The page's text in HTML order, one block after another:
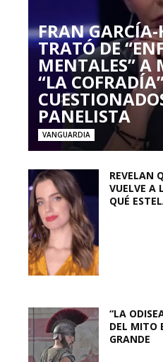
FRAN
TRATÓ DE
MENTALES” A
“LA
PANELISTA
VANGUARDIA
REVELAN
VUELVE A
QUÉ
“LA
DEL MITO
GRANDE